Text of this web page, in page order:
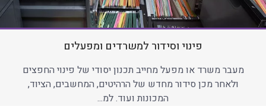
פינוי וסידור למשרדים ומפעלים
מעבר משרד או מפעל מחייב תכנון יסודי של פינוי החפצים
ולאחר מכן סידור מחדש של הרהיטים, המחשבים, הציוד,
המכונות ועוד. למ...